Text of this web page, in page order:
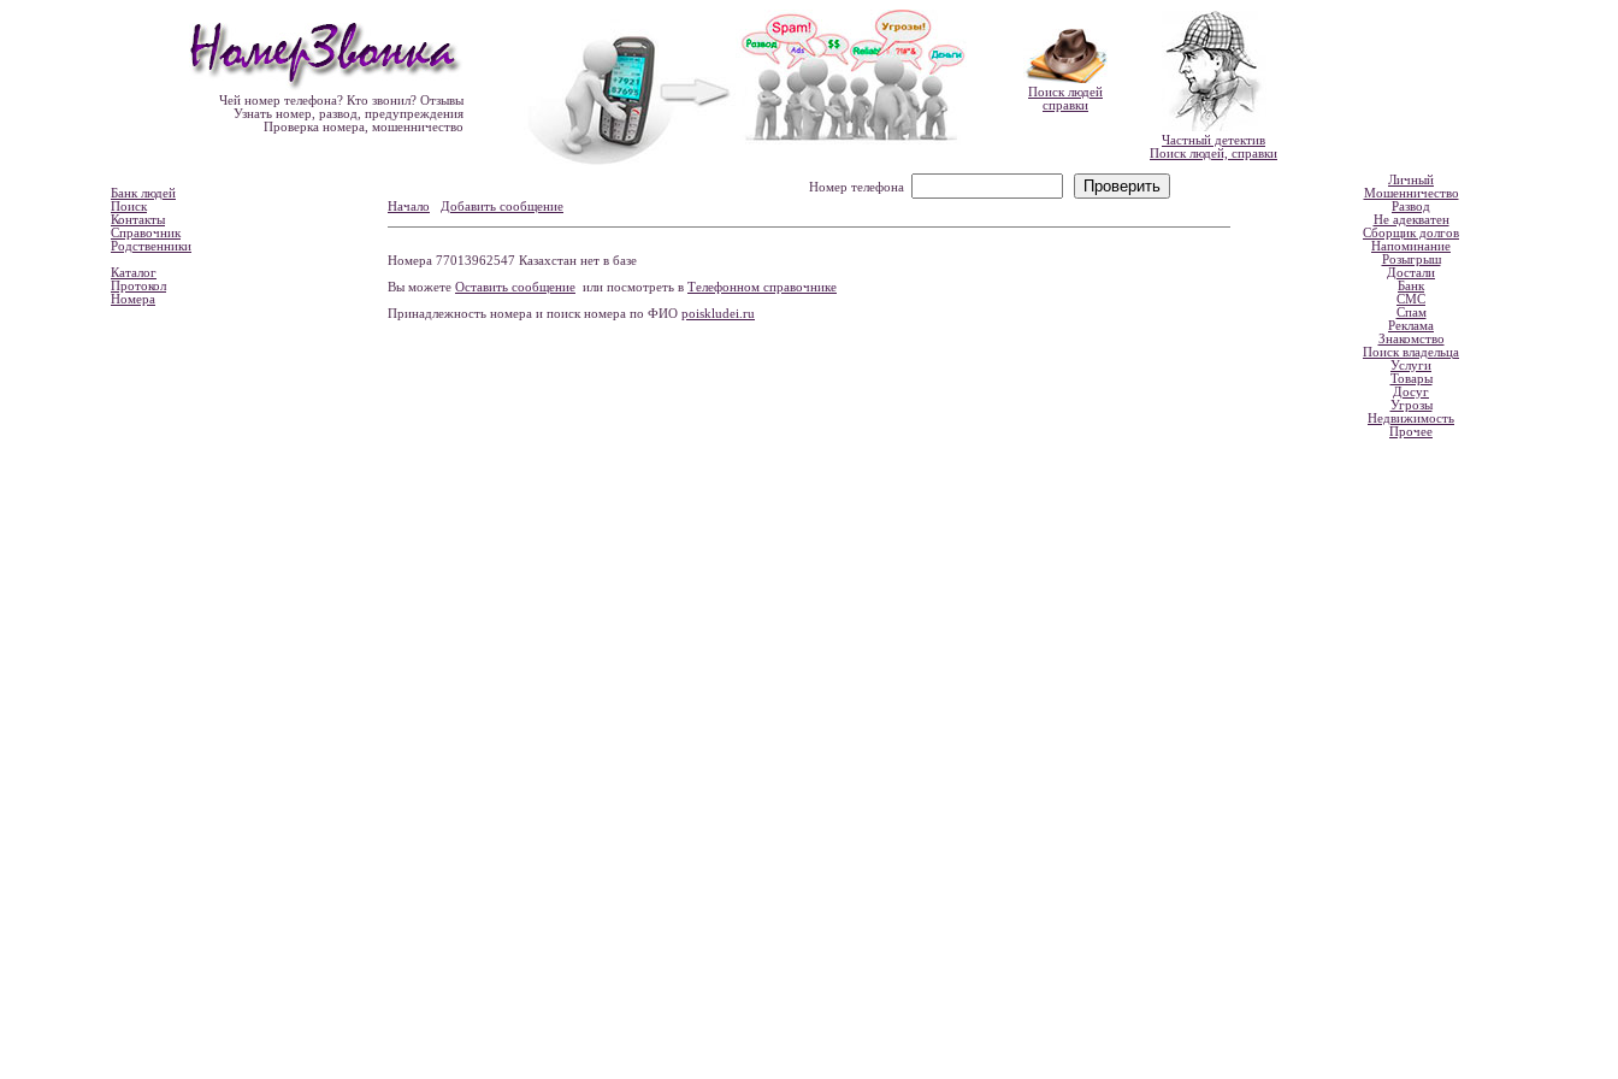
Чей номер телефона? Кто звонил? Отзывы
Узнать номер, развод, предупреждения
Проверка номера, мошенничество
Поиск людей
справки
Частный детектив
Поиск людей, справки
Банк людей
Поиск
Контакты
Справочник
Родственники
Каталог
Протокол
Номера
Номер телефона
Начало
Добавить сообщение
Номера 77013962547 Казахстан нет в базе
Вы можете Оставить сообщение или посмотреть в Телефонном справочнике
Принадлежность номера и поиск номера по ФИО poiskludei.ru
Личный
Мошенничество
Развод
Не адекватен
Сборщик долгов
Напоминание
Розыгрыш
Достали
Банк
СМС
Спам
Реклама
Знакомство
Поиск владельца
Услуги
Товары
Досуг
Угрозы
Недвижимость
Прочее